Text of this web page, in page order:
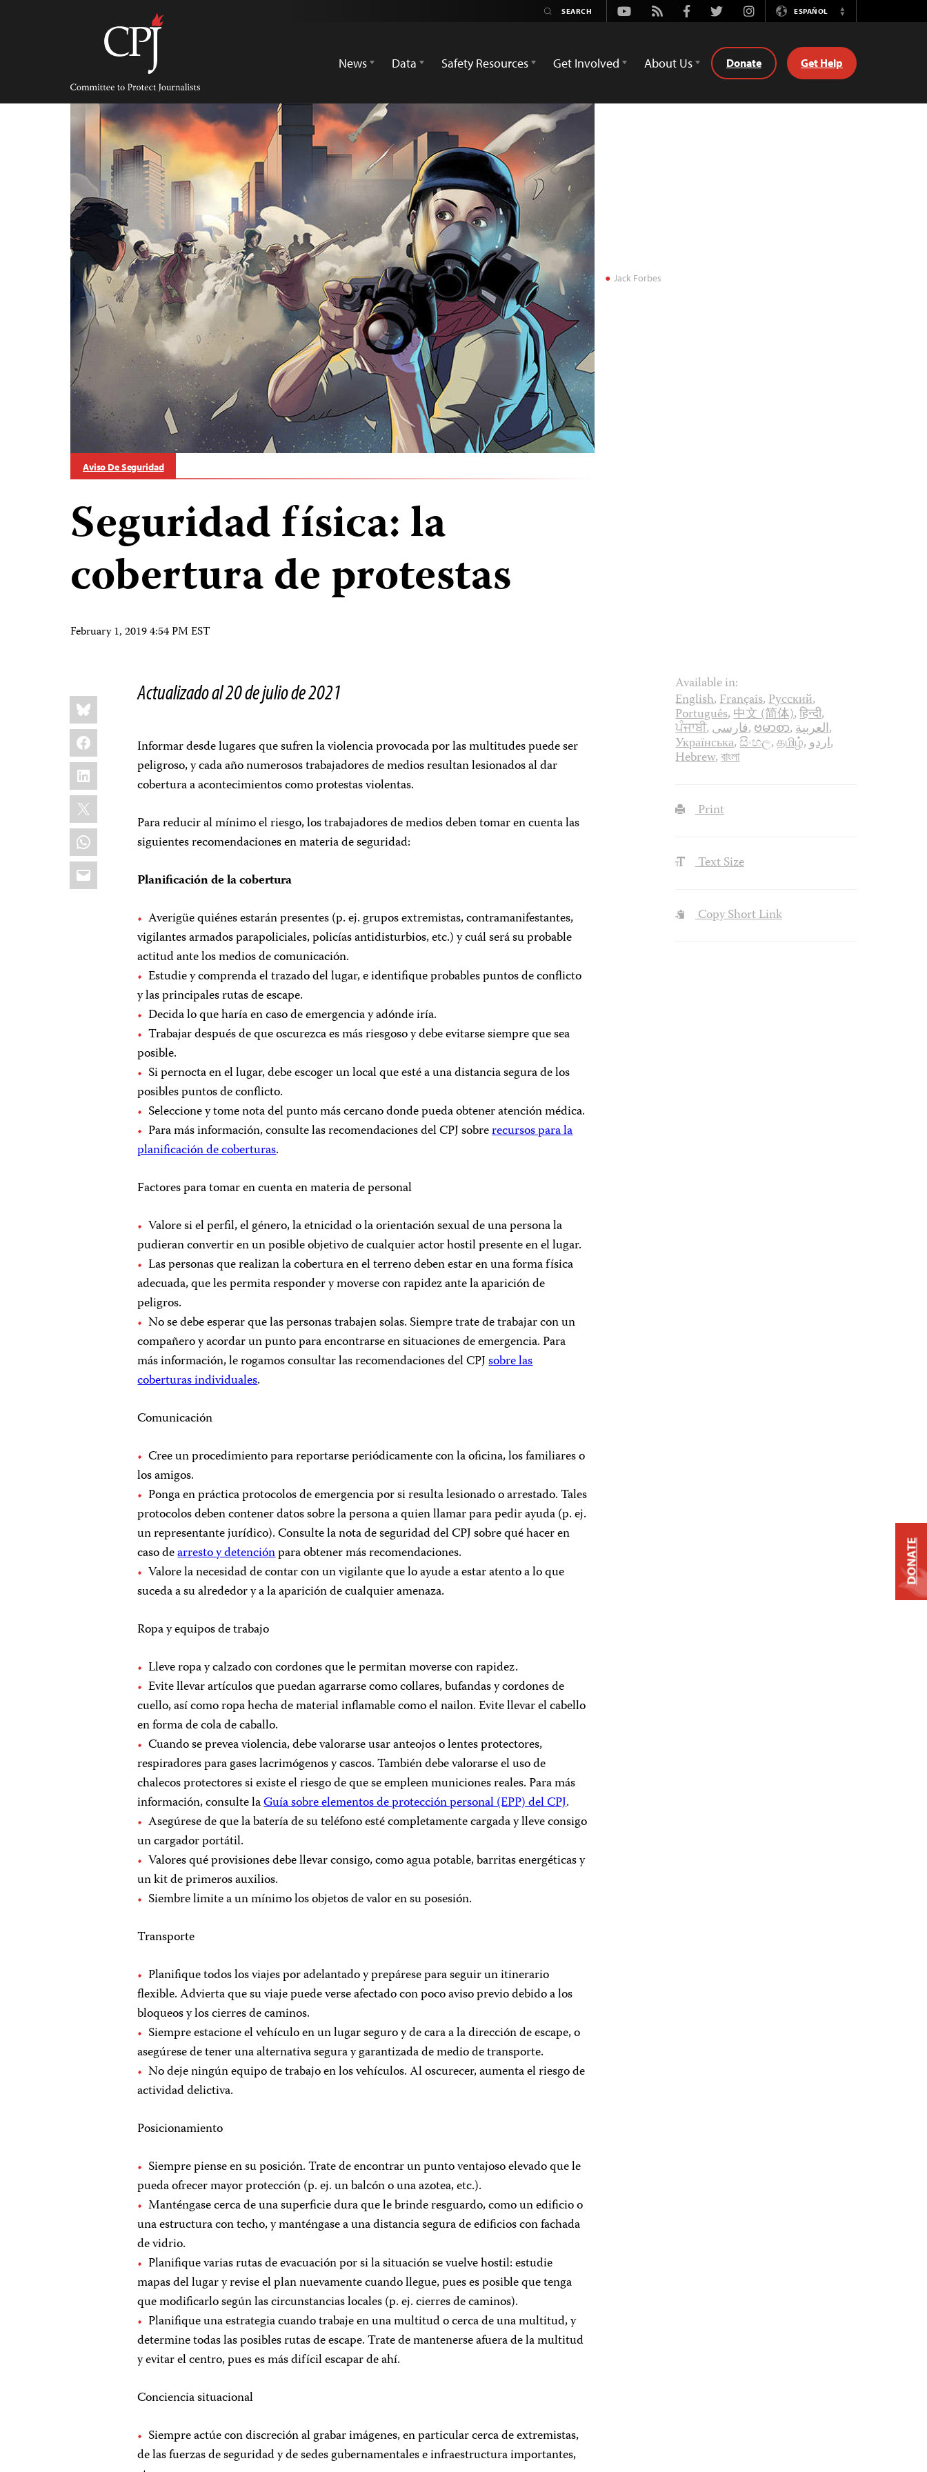
Committee
Protect
Journalists
Youtube
Rss FacebookTwitterInstagramESPAÑOL
Switch
News
Data Safety Resources Get Involved About Us Donate Get Help
Jack Forbes
Aviso De Seguridad
Seguridad física: la
cobertura de protestas
February 1, 2019 4:54 PM EST
Share
this:
Bluesky
Facebook
LinkedIn
X
WhatsApp
Email
Actualizado al 20 de julio de 2021
Informar desde lugares que sufren la violencia provocada por las multitudes puede ser
peligroso, y cada año numerosos trabajadores de medios resultan lesionados al dar
cobertura a acontecimientos como protestas violentas.
Para reducir al mínimo el riesgo, los trabajadores de medios deben tomar en cuenta las
siguientes recomendaciones en materia de seguridad:
Planificación de la cobertura
Averigüe quiénes estarán presentes (p. ej. grupos extremistas, contramanifestantes,
vigilantes armados parapoliciales, policías antidisturbios, etc.) y cuál será su probable
actitud ante los medios de comunicación.
Estudie y comprenda el trazado del lugar, e identifique probables puntos de conflicto
y las principales rutas de escape.
Decida lo que haría en caso de emergencia y adónde iría.
Trabajar después de que oscurezca es más riesgoso y debe evitarse siempre que sea
posible.
Si pernocta en el lugar, debe escoger un local que esté a una distancia segura de los
posibles puntos de conflicto.
Seleccione y tome nota del punto más cercano donde pueda obtener atención médica.
Para más información, consulte las recomendaciones del CPJ sobrerecursos para la
planificación de coberturas.
Factores para tomar en cuenta en materia de personal
Valore si el perfil, el género, la etnicidad o la orientación sexual de una persona la
pudieran convertir en un posible objetivo de cualquier actor hostil presente en el lugar.
Las personas que realizan la cobertura en el terreno deben estar en una forma física
adecuada, que les permita responder y moverse con rapidez ante la aparición de
peligros.
No se debe esperar que las personas trabajen solas. Siempre trate de trabajar con un
compañero y acordar un punto para encontrarse en situaciones de emergencia. Para
más información, le rogamos consultar las recomendaciones del CPJsobre las
coberturas individuales.
Comunicación
Cree un procedimiento para reportarse periódicamente con la oficina, los familiares o
los amigos.
Ponga en práctica protocolos de emergencia por si resulta lesionado o arrestado. Tales
protocolos deben contener datos sobre la persona a quien llamar para pedir ayuda (p. ej.
un representante jurídico). Consulte la nota de seguridad del CPJ sobre qué hacer en
caso dearresto y detenciónpara obtener más recomendaciones.
Valore la necesidad de contar con un vigilante que lo ayude a estar atento a lo que
suceda a su alrededor y a la aparición de cualquier amenaza.
Ropa y equipos de trabajo
Lleve ropa y calzado con cordones que le permitan moverse con rapidez.
Evite llevar artículos que puedan agarrarse como collares, bufandas y cordones de
cuello, así como ropa hecha de material inflamable como el nailon. Evite llevar el cabello
en forma de cola de caballo.
Cuando se prevea violencia, debe valorarse usar anteojos o lentes protectores,
respiradores para gases lacrimógenos y cascos. También debe valorarse el uso de
chalecos protectores si existe el riesgo de que se empleen municiones reales. Para más
información, consulte laGuía sobre elementos de protección personal (EPP) del CPJ.
Asegúrese de que la batería de su teléfono esté completamente cargada y lleve consigo
un cargador portátil.
Valores qué provisiones debe llevar consigo, como agua potable, barritas energéticas y
un kit de primeros auxilios.
Siembre limite a un mínimo los objetos de valor en su posesión.
Transporte
Planifique todos los viajes por adelantado y prepárese para seguir un itinerario
flexible. Advierta que su viaje puede verse afectado con poco aviso previo debido a los
bloqueos y los cierres de caminos.
Siempre estacione el vehículo en un lugar seguro y de cara a la dirección de escape, o
asegúrese de tener una alternativa segura y garantizada de medio de transporte.
No deje ningún equipo de trabajo en los vehículos. Al oscurecer, aumenta el riesgo de
actividad delictiva.
Posicionamiento
Siempre piense en su posición. Trate de encontrar un punto ventajoso elevado que le
pueda ofrecer mayor protección (p. ej. un balcón o una azotea, etc.).
Manténgase cerca de una superficie dura que le brinde resguardo, como un edificio o
una estructura con techo, y manténgase a una distancia segura de edificios con fachada
de vidrio.
Planifique varias rutas de evacuación por si la situación se vuelve hostil: estudie
mapas del lugar y revise el plan nuevamente cuando llegue, pues es posible que tenga
que modificarlo según las circunstancias locales (p. ej. cierres de caminos).
Planifique una estrategia cuando trabaje en una multitud o cerca de una multitud, y
determine todas las posibles rutas de escape. Trate de mantenerse afuera de la multitud
y evitar el centro, pues es más difícil escapar de ahí.
Conciencia situacional
Siempre actúe con discreción al grabar imágenes, en particular cerca de extremistas,
de las fuerzas de seguridad y de sedes gubernamentales e infraestructura importantes,
Available in:
English,Français,Русский,
Português,中文 (简体),हिन्दी,
ਪੰਜਾਬੀ, فارسی,ဗမာစာ,العربية,
Українська,සිංහල,தமிழ்,اردو,
Hebrew,বাংলা
Print
Text Size
Copy Short Link
DONATE